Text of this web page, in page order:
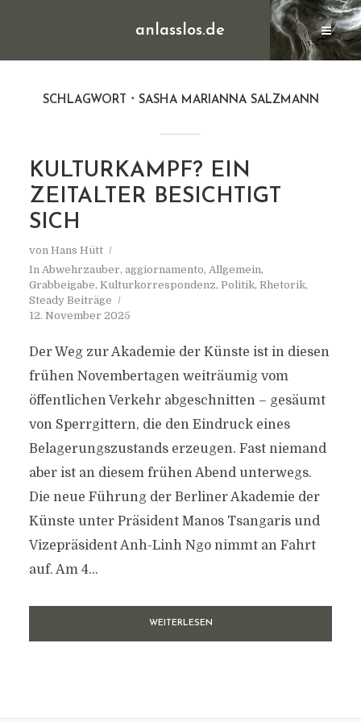
anlasslos.de
SCHLAGWORT SASHA MARIANNA SALZMANN
KULTURKAMPF? EIN
ZEITALTER BESICHTIGT
SICH
von Hans Hütt
In Abwehrzauber, aggiornamento, Allgemein,
Grabbeigabe, Kulturkorrespondenz, Politik, Rhetorik,
Steady Beiträge
12. November 2025
Der Weg zur Akademie der Künste ist in diesen
frühen Novembertagen weiträumig vom
öffentlichen Verkehr abgeschnitten – gesäumt
von Sperrgittern, die den Eindruck eines
Belagerungszustands erzeugen. Fast niemand
aber ist an diesem frühen Abend unterwegs.
Die neue Führung der Berliner Akademie der
Künste unter Präsident Manos Tsangaris und
Vizepräsident Anh-Linh Ngo nimmt an Fahrt
auf. Am 4...
WEITERLESEN